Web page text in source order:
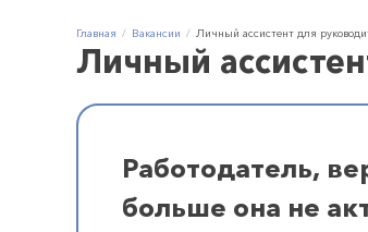
Главная Вакансии Личный ассистент для
Личный
Работодатель,
больше она не